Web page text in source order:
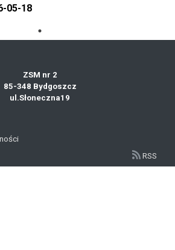
05-18
ZSM nr 2
85-348 Bydgoszcz
ul.Słoneczna19
RSS